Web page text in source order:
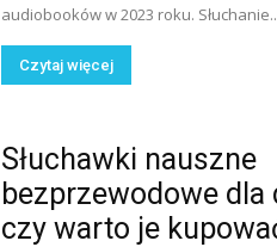
audiobooków w 2023 roku.
Czytaj więcej
Słuchawki nauszne
bezprzewodowe dla
czy warto je